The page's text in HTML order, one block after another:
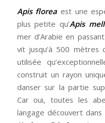
Apis florea est une
plus petite qu’Apis
mer d’Arabie en
vit jusqu’à 500 mètres
utilisée
construit un rayon
danser sur la partie
Car oui, toutes les
langage découvert dans